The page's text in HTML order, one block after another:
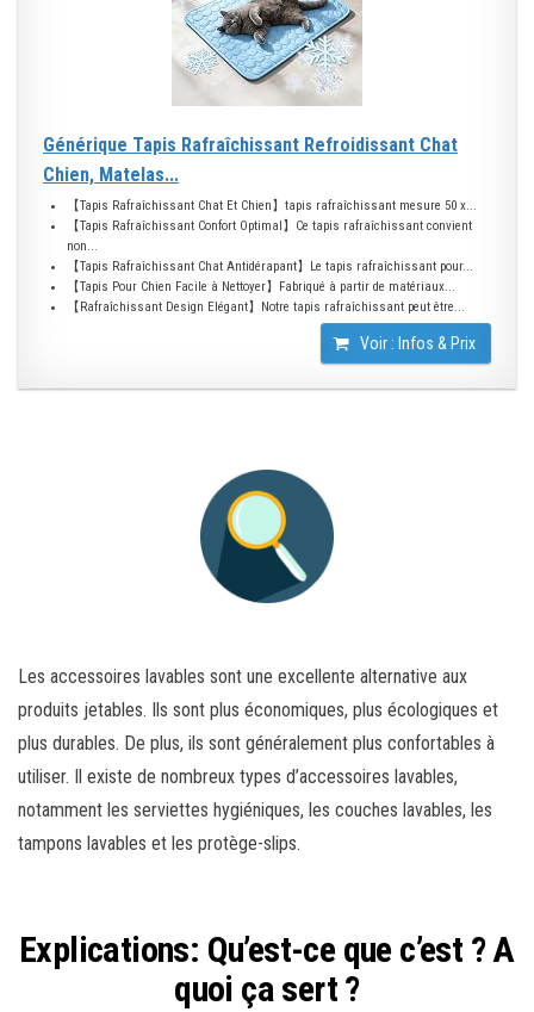
Générique Tapis Rafraîchissant Refroidissant Chat
Chien, Matelas...
【Tapis Rafraîchissant Chat Et Chien】tapis rafraîchissant mesure 50 x...
【Tapis Rafraîchissant Confort Optimal】Ce tapis rafraîchissant convient
non...
【Tapis Rafraîchissant Chat Antidérapant】Le tapis rafraîchissant pour...
【Tapis Pour Chien Facile à Nettoyer】Fabriqué à partir de matériaux...
【Rafraîchissant Design Elégant】Notre tapis rafraîchissant peut être...
Voir : Infos & Prix
Les accessoires lavables sont une excellente alternative aux
produits jetables. Ils sont plus économiques, plus écologiques et
plus durables. De plus, ils sont généralement plus confortables à
utiliser. Il existe de nombreux types d’accessoires lavables,
notamment les serviettes hygiéniques, les couches lavables, les
tampons lavables et les protège-slips.
Explications: Qu’est-ce que c’est ? A
quoi ça sert ?